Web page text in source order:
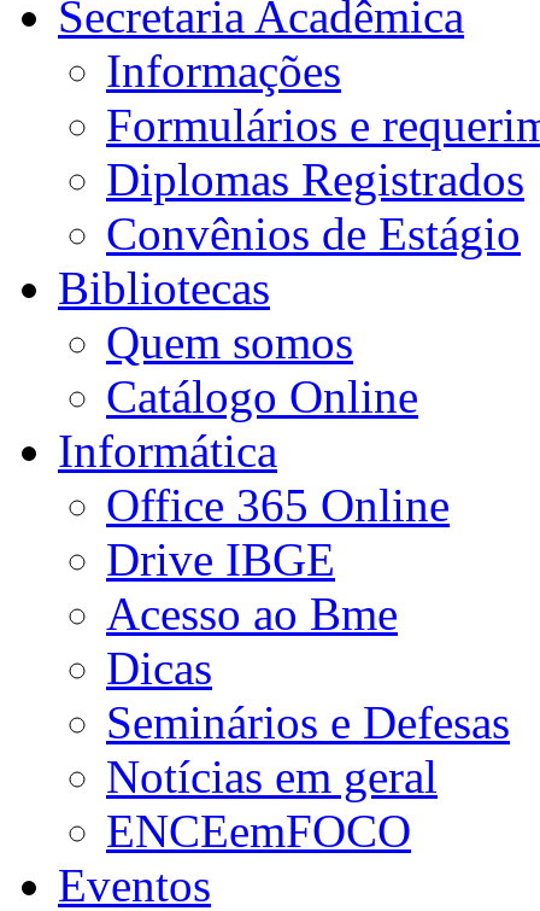
Secretaria Acadêmica
Informações
Formulários e
Diplomas Registrados
Convênios de Estágio
Bibliotecas
Quem somos
Catálogo Online
Informática
Office 365 Online
Drive IBGE
Acesso ao Bme
Dicas
Seminários e Defesas
Notícias em geral
ENCEemFOCO
Eventos